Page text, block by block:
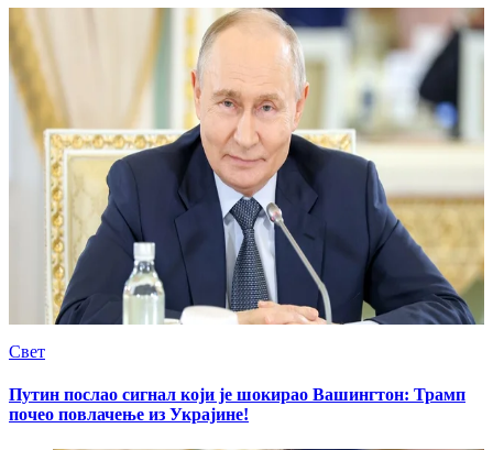
Свет
Путин послао сигнал који је шокирао Вашингтон: Трамп
почео повлачење из Украјине!